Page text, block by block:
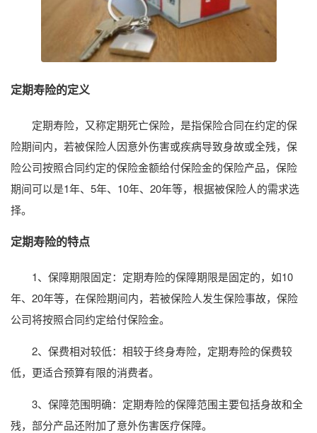
定期寿险的定义
定期寿险，又称定期死亡保险，是指保险合同在约定的保
险期间内，若被保险人因意外伤害或疾病导致身故或全残，保
险公司按照合同约定的保险金额给付保险金的保险产品，保险
期间可以是1年、5年、10年、20年等，根据被保险人的需求选
择。
定期寿险的特点
1、保障期限固定：定期寿险的保障期限是固定的，如10
年、20年等，在保险期间内，若被保险人发生保险事故，保险
公司将按照合同约定给付保险金。
2、保费相对较低：相较于终身寿险，定期寿险的保费较
低，更适合预算有限的消费者。
3、保障范围明确：定期寿险的保障范围主要包括身故和全
残，部分产品还附加了意外伤害医疗保障。